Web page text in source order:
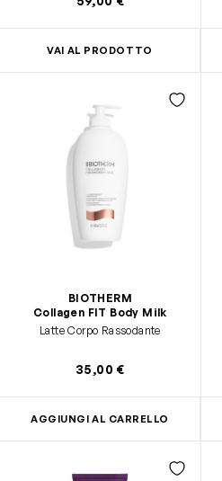
VAI AL PRODOTTO
BIOTHERM
Collagen FIT Body Milk
Latte Corpo Rassodante
35,00 €
AGGIUNGI AL CARRELLO